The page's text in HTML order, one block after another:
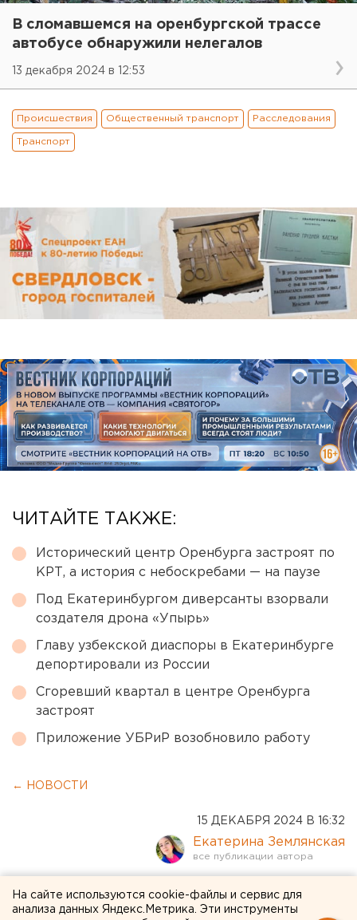
В сломавшемся на оренбургской трассе
автобусе обнаружили нелегалов
13 декабря 2024 в 12:53
Происшествия Общественный транспорт Расследования
Транспорт
ЧИТАЙТЕ ТАКЖЕ:
Исторический центр Оренбурга застроят по
КРТ, а история с небоскребами — на паузе
Под Екатеринбургом диверсанты взорвали
создателя дрона «Упырь»
Главу узбекской диаспоры в Екатеринбурге
депортировали из России
Сгоревший квартал в центре Оренбурга
застроят
Приложение УБРиР возобновило работу
← НОВОСТИ
15 ДЕКАБРЯ 2024 В 16:32
Екатерина Землянская
В Госдуме намерены
На сайте используются cookie-файлы и сервис для
анализа данных Яндекс.Метрика. Эти инструменты